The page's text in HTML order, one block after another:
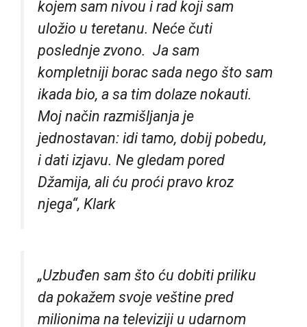
kojem sam nivou i rad koji sam
uložio u teretanu. Neće čuti
poslednje zvono. Ja sam
kompletniji borac sada nego što sam
ikada bio, a sa tim dolaze nokauti.
Moj način razmišljanja je
jednostavan: idi tamo, dobij pobedu,
i dati izjavu. Ne gledam pored
Džamija, ali ću proći pravo kroz
njega“, Klark
„Uzbuđen sam što ću dobiti priliku
da pokažem svoje veštine pred
milionima na televiziji u udarnom